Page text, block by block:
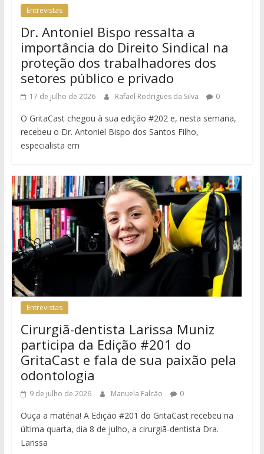
Entrevistas
Dr. Antoniel Bispo ressalta a
importância do Direito Sindical na
proteção dos trabalhadores dos
setores público e privado
17 de julho de 2026 Rafael Rodrigues da Silva 0
O GritaCast chegou à sua edição #202 e, nesta semana,
recebeu o Dr. Antoniel Bispo dos Santos Filho,
especialista em
Entrevistas
Cirurgiã-dentista Larissa Muniz
participa da Edição #201 do
GritaCast e fala de sua paixão pela
odontologia
9 de julho de 2026 Manuela Falcão 0
Ouça a matéria! A Edição #201 do GritaCast recebeu na
última quarta, dia 8 de julho, a cirurgiã-dentista Dra.
Larissa